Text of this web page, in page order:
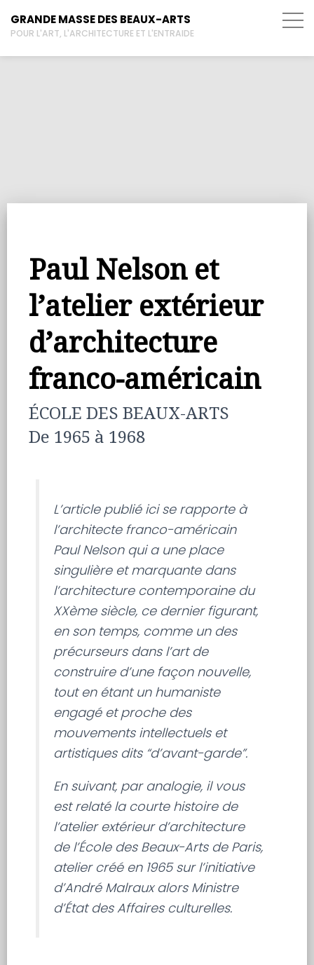
GRANDE MASSE DES BEAUX-ARTS
POUR L'ART, L'ARCHITECTURE ET L'ENTRAIDE
Paul Nelson et
l’atelier extérieur
d’architecture
franco-américain
ÉCOLE DES BEAUX-ARTS
De 1965 à 1968
L’article publié ici se rapporte à
l’architecte franco-américain
Paul Nelson qui a une place
singulière et marquante dans
l’architecture contemporaine du
XXème siècle, ce dernier figurant,
en son temps, comme un des
précurseurs dans l’art de
construire d’une façon nouvelle,
tout en étant un humaniste
engagé et proche des
mouvements intellectuels et
artistiques dits “d’avant-garde”.
En suivant, par analogie, il vous
est relaté la courte histoire de
l’atelier extérieur d’architecture
de l’École des Beaux-Arts de Paris,
atelier créé en 1965 sur l’initiative
d’André Malraux alors Ministre
d’État des Affaires culturelles.